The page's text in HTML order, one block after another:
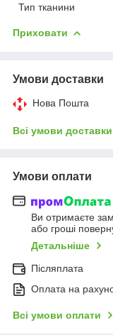
Тип тканини
Приховати
Умови доставки
Нова Пошта
Всі умови доставки
Умови оплати
Ви отримаєте
або гроші
Детальніше
Післяплата
Оплата на
Всі умови оплати